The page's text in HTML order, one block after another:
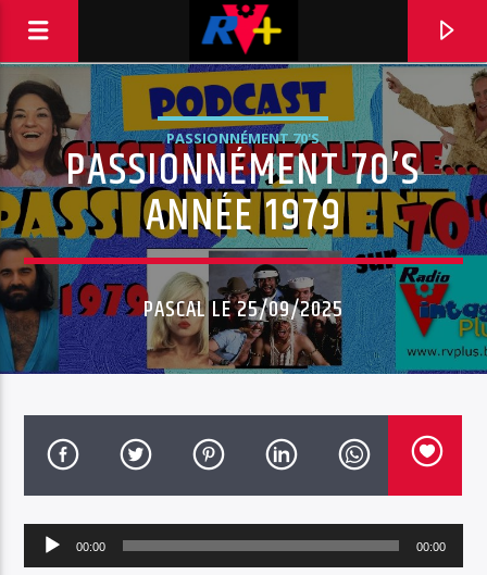
RADIO VINTAGE PLUS
POUR ET AVEC VOUS
TITRE
ARTISTE
PASSIONNÉMENT 70'S
PASSIONNÉMENT 70’S
ANNÉE 1979
PASCAL LE 25/09/2025
Lecteur
audio
00:00 00:00